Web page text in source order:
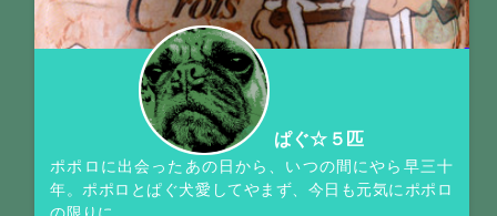
ぱぐ☆５匹
ポポロに出会ったあの日から、いつの間にやら早三十
年。ポポロとぱぐ犬愛してやまず、今日も元気にポポロ